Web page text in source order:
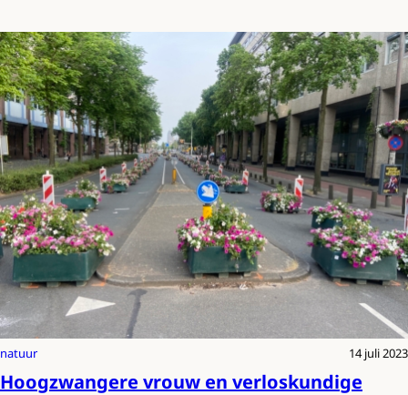
natuur 14 juli 2023
Hoogzwangere vrouw en verloskundige